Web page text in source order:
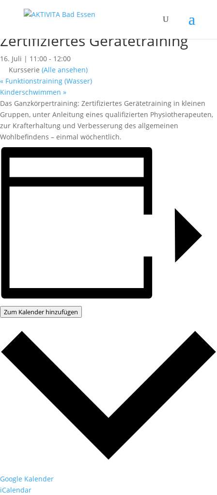
« Alle Kurse
Zertifiziertes Gerätetraining
16. Juli | 11:00 - 12:00
Kursserie (Alle ansehen)
« Funktionstraining (Wasser)
Kinderschwimmen »
Das Ganzkörpertraining: Zertifiziertes Gerätetraining in kleinen
Gruppen, unter Anleitung eines qualifizierten Physiotherapeuten,
zur Krafterhaltung und Verbesserung des allgemeinen
Wohlbefindens – einmal wöchentlich.
Zum Kalender hinzufügen
Google Kalender
iCalendar